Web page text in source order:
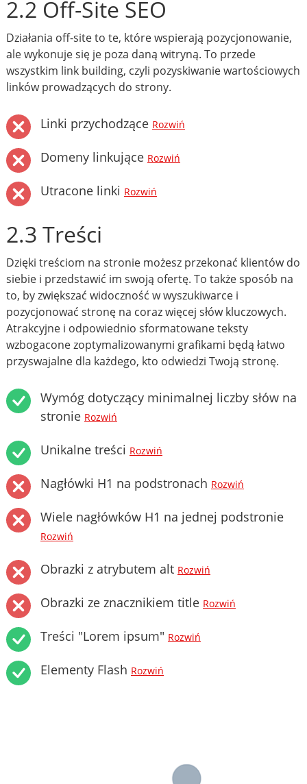
2.2 Off-Site SEO
Działania off-site to te, które wspierają pozycjonowanie,
ale wykonuje się je poza daną witryną. To przede
wszystkim link building, czyli pozyskiwanie wartościowych
linków prowadzących do strony.
Linki przychodzące Rozwiń
Domeny linkujące Rozwiń
Utracone linki Rozwiń
2.3 Treści
Dzięki treściom na stronie możesz przekonać klientów do
siebie i przedstawić im swoją ofertę. To także sposób na
to, by zwiększać widoczność w wyszukiwarce i
pozycjonować stronę na coraz więcej słów kluczowych.
Atrakcyjne i odpowiednio sformatowane teksty
wzbogacone zoptymalizowanymi grafikami będą łatwo
przyswajalne dla każdego, kto odwiedzi Twoją stronę.
Wymóg dotyczący minimalnej liczby słów na
stronie Rozwiń
Unikalne treści Rozwiń
Nagłówki H1 na podstronach Rozwiń
Wiele nagłówków H1 na jednej podstronie
Rozwiń
Obrazki z atrybutem alt Rozwiń
Obrazki ze znacznikiem title Rozwiń
Treści "Lorem ipsum" Rozwiń
Elementy Flash Rozwiń